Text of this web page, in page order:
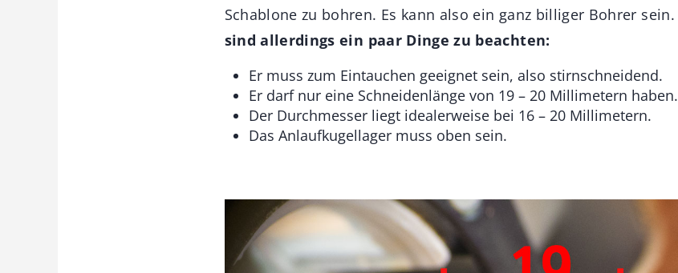
Schablone zu bohren. Es kann also ein ganz billiger Bohrer sein.
sind allerdings ein paar Dinge zu beachten:
Er muss zum Eintauchen geeignet sein, also stirnschneidend.
Er darf nur eine Schneidenlänge von 19 – 20 Millimetern haben.
Der Durchmesser liegt idealerweise bei 16 – 20 Millimetern.
Das Anlaufkugellager muss oben sein.